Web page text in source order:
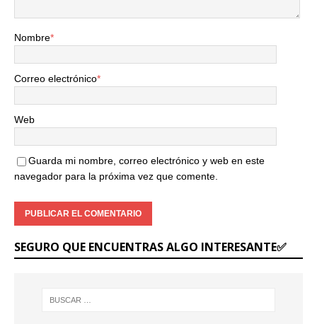
Nombre*
Correo electrónico*
Web
Guarda mi nombre, correo electrónico y web en este
navegador para la próxima vez que comente.
SEGURO QUE ENCUENTRAS ALGO INTERESANTE✅